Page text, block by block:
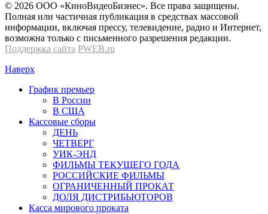
© 2026 OOО «КиноВидеоБизнес». Все права защищены.
Полная или частичная публикация в средствах массовой
информации, включая прессу, телевидение, радио и Интернет,
возможна только с письменного разрешения редакции.
Поддержка сайта PWEB.ru
Наверх
График премьер
В России
В США
Кассовые сборы
ДЕНЬ
ЧЕТВЕРГ
УИК-ЭНД
ФИЛЬМЫ ТЕКУЩЕГО ГОДА
РОССИЙСКИЕ ФИЛЬМЫ
ОГРАНИЧЕННЫЙ ПРОКАТ
ДОЛЯ ДИСТРИБЬЮТОРОВ
Касса мирового проката